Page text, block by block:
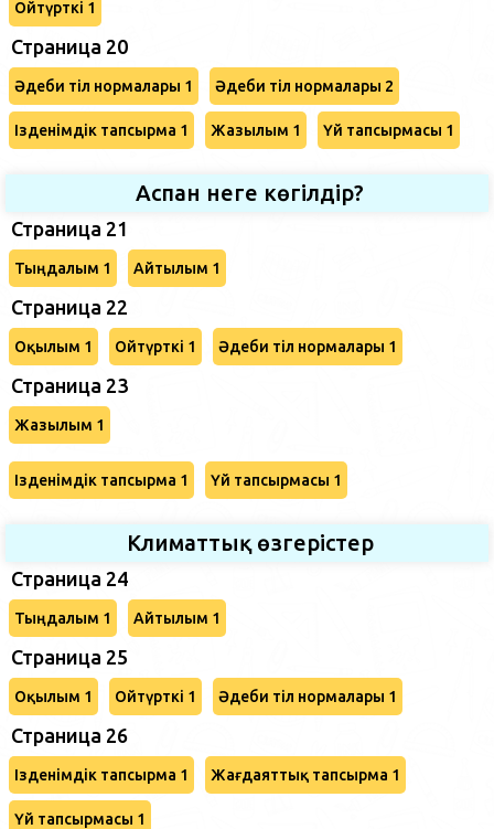
Ойтүрткі 1
Страница 20
Әдеби тіл нормалары 1 Әдеби тіл нормалары 2
Ізденімдік тапсырма 1 Жазылым 1 Үй тапсырмасы 1
Аспан неге көгілдір?
Страница 21
Тыңдалым 1 Айтылым 1
Страница 22
Оқылым 1 Ойтүрткі 1 Әдеби тіл нормалары 1
Страница 23
Жазылым 1
Ізденімдік тапсырма 1 Үй тапсырмасы 1
Климаттық өзгерістер
Страница 24
Тыңдалым 1 Айтылым 1
Страница 25
Оқылым 1 Ойтүрткі 1 Әдеби тіл нормалары 1
Страница 26
Ізденімдік тапсырма 1 Жағдаяттық тапсырма 1
Үй тапсырмасы 1